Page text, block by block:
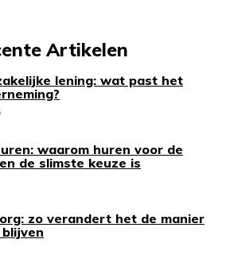
Artikelen
lening: wat past het
waarom huren voor de
de slimste keuze is
zo verandert het de manier